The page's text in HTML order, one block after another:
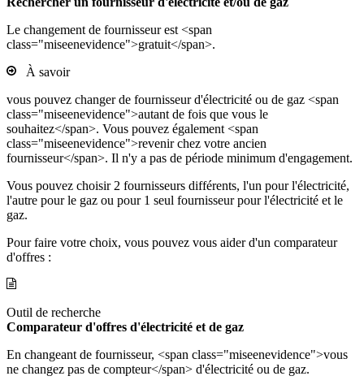
Le changement de fournisseur est <span
class="miseenevidence">gratuit</span>.
À savoir
vous pouvez changer de fournisseur d'électricité ou de gaz <span
class="miseenevidence">autant de fois que vous le
souhaitez</span>. Vous pouvez également <span
class="miseenevidence">revenir chez votre ancien
fournisseur</span>. Il n'y a pas de période minimum d'engagement.
Vous pouvez choisir 2 fournisseurs différents, l'un pour l'électricité,
l'autre pour le gaz ou pour 1 seul fournisseur pour l'électricité et le
gaz.
Pour faire votre choix, vous pouvez vous aider d'un comparateur
d'offres :
Outil de recherche
Comparateur d'offres d'électricité et de gaz
En changeant de fournisseur, <span class="miseenevidence">vous
ne changez pas de compteur</span> d'électricité ou de gaz.